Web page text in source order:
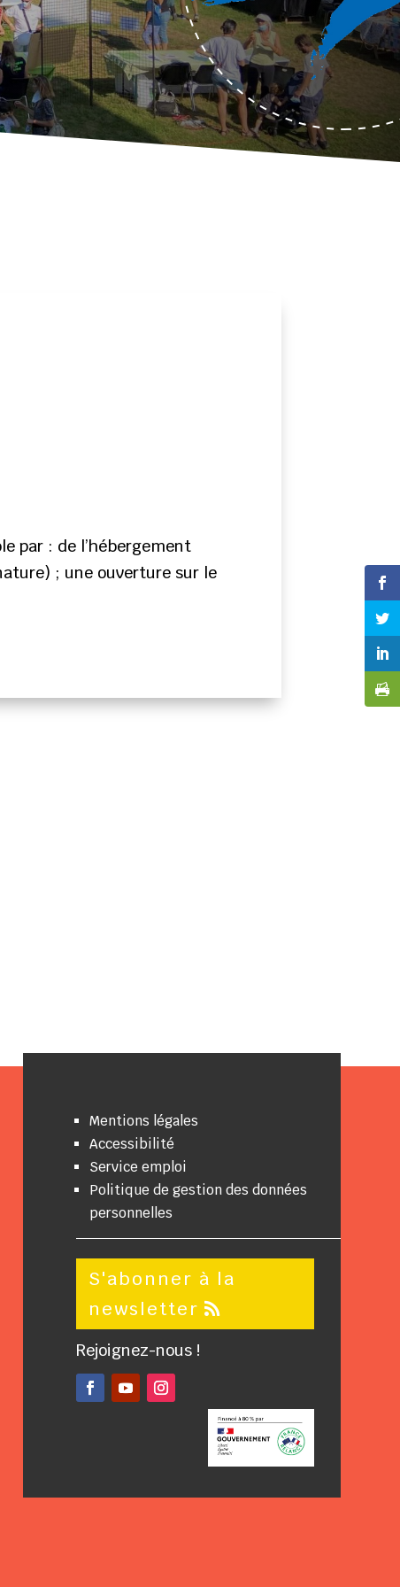
par : de l’hébergement
; une ouverture sur le
Mentions légales
Accessibilité
Service emploi
Politique de gestion des données
personnelles
S'abonner à la
newsletter
Rejoignez-nous !
Instagram